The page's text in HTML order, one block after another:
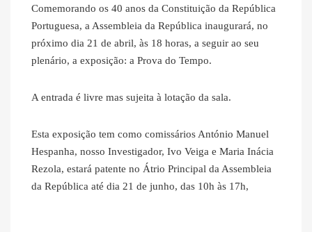
Comemorando os 40 anos da Constituição da República
Portuguesa, a Assembleia da República inaugurará, no
próximo dia 21 de abril, às 18 horas, a seguir ao seu
plenário, a exposição: a Prova do Tempo.
A entrada é livre mas sujeita à lotação da sala.
Esta exposição tem como comissários António Manuel
Hespanha, nosso Investigador, Ivo Veiga e Maria Inácia
Rezola, estará patente no Átrio Principal da Assembleia
da República até dia 21 de junho, das 10h às 17h,